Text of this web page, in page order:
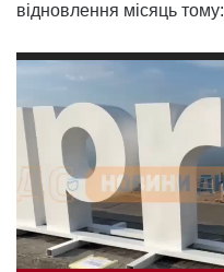
відновлення місяць тому:
Відеопрогравач